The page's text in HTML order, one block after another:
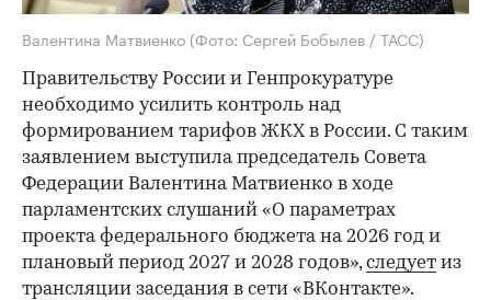
Валентина Матвиенко (Фото: Сергей Бобылев / ТАСС)
Правительству России и Генпрокуратуре
необходимо усилить контроль над
формированием тарифов ЖКХ в России. С таким
заявлением выступила председатель Совета
Федерации Валентина Матвиенко в ходе
парламентских слушаний «О параметрах
проекта федерального бюджета на 2026 год и
плановый период 2027 и 2028 годов»,следует из
трансляции заседания в сети «ВКонтакте».